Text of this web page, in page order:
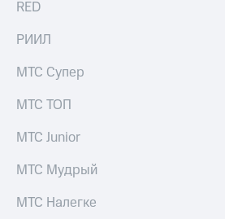
RED
РИИЛ
МТС Супер
МТС ТОП
МТС Junior
МТС Мудрый
МТС Налегке